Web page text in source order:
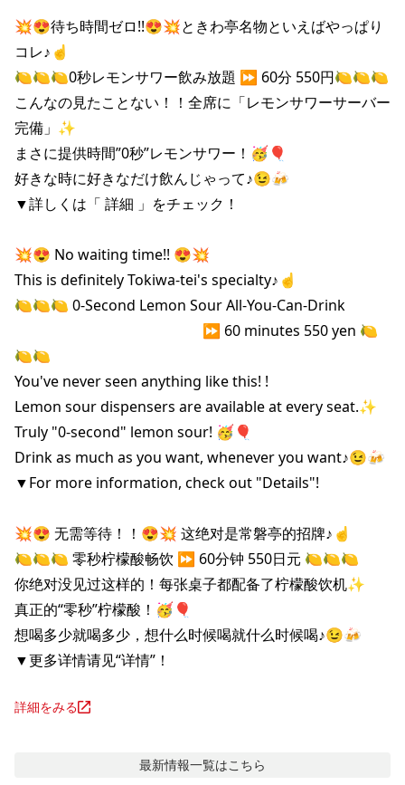
💥😍待ち時間ゼロ!!😍💥ときわ亭名物といえばやっぱり
コレ♪☝️
🍋🍋🍋0秒レモンサワー飲み放題 ⏩️ 60分 550円🍋🍋🍋
こんなの見たことない！！全席に「レモンサワーサーバー
完備」✨
まさに提供時間”0秒”レモンサワー！🥳🎈
好きな時に好きなだけ飲んじゃって♪😉🍻
▼詳しくは「 詳細 」をチェック！
💥😍 No waiting time!! 😍💥
This is definitely Tokiwa-tei's specialty♪☝️
🍋🍋🍋 0-Second Lemon Sour All-You-Can-Drink
⏩️ 60 minutes 550 yen 🍋
🍋🍋
You've never seen anything like this! !
Lemon sour dispensers are available at every seat.✨
Truly "0-second" lemon sour! 🥳🎈
Drink as much as you want, whenever you want♪😉🍻
▼For more information, check out "Details"!
💥😍 无需等待！！😍💥 这绝对是常磐亭的招牌♪☝️
🍋🍋🍋 零秒柠檬酸畅饮 ⏩️ 60分钟 550日元 🍋🍋🍋
你绝对没见过这样的！每张桌子都配备了柠檬酸饮机✨
真正的“零秒”柠檬酸！🥳🎈
想喝多少就喝多少，想什么时候喝就什么时候喝♪😉🍻
▼更多详情请见“详情”！
詳細をみる
最新情報一覧はこちら